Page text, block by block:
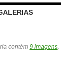
contém 9 imagens